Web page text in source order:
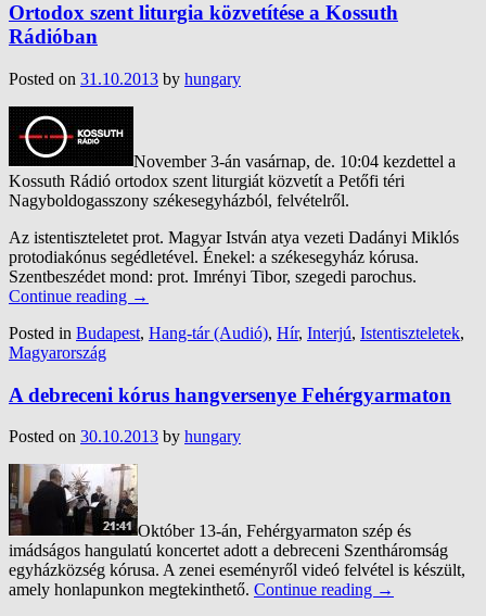
Ortodox szent liturgia közvetítése a Kossuth
Rádióban
Posted on 31.10.2013 by hungary
November 3-án vasárnap, de. 10:04 kezdettel a
Kossuth Rádió ortodox szent liturgiát közvetít a Petőfi téri
Nagyboldogasszony székesegyházból, felvételről.
Az istentiszteletet prot. Magyar István atya vezeti Dadányi Miklós
protodiakónus segédletével. Énekel: a székesegyház kórusa.
Szentbeszédet mond: prot. Imrényi Tibor, szegedi parochus.
Continue reading →
Posted in Budapest, Hang-tár (Audió), Hír, Interjú, Istentiszteletek,
Magyarország
A debreceni kórus hangversenye Fehérgyarmaton
Posted on 30.10.2013 by hungary
Október 13-án, Fehérgyarmaton szép és
imádságos hangulatú koncertet adott a debreceni Szentháromság
egyházközség kórusa. A zenei eseményről videó felvétel is készült,
amely honlapunkon megtekinthető. Continue reading →